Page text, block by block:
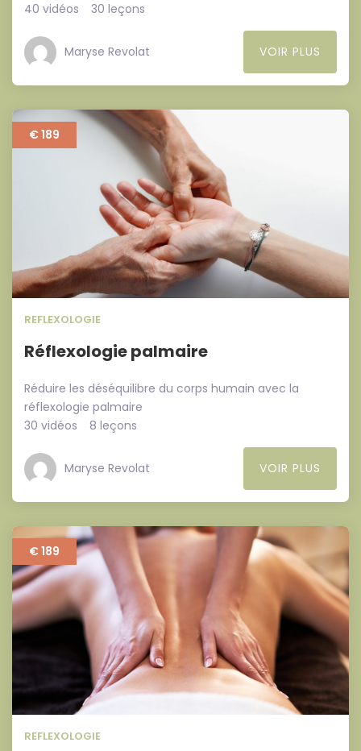
40 vidéos
30 leçons
Maryse Revolat VOIR PLUS
€ 189
REFLEXOLOGIE
Réflexologie palmaire
Réduire les déséquilibre du corps humain avec la
réflexologie palmaire
30 vidéos
8 leçons
Maryse Revolat VOIR PLUS
€ 189
REFLEXOLOGIE